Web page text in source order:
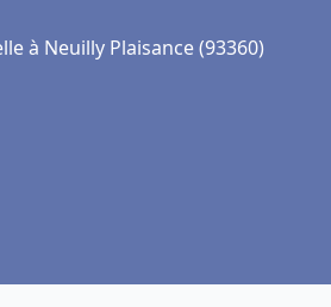
à Neuilly Plaisance (93360)